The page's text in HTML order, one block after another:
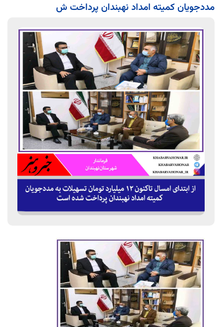
مددجویان کمیته امداد نهبندان پرداخت ش